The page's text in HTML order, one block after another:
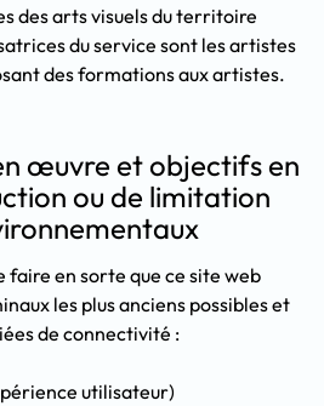
des arts visuels du territoire
du service sont les artistes
des formations aux artistes.
œuvre et objectifs en
ou de limitation
faire en sorte que ce site web
les plus anciens possibles et
de connectivité :
utilisateur)